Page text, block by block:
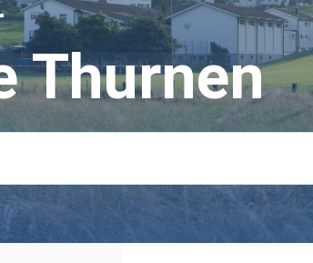
Thurnen